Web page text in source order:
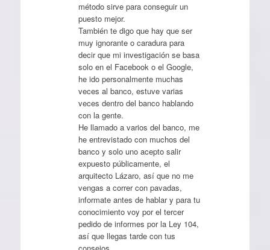
método sirve para conseguir un
puesto mejor.
También te digo que hay que ser
muy ignorante o caradura para
decir que mi investigación se basa
solo en el Facebook o el Google,
he ido personalmente muchas
veces al banco, estuve varias
veces dentro del banco hablando
con la gente.
He llamado a varios del banco, me
he entrevistado con muchos del
banco y solo uno acepto salir
expuesto públicamente, el
arquitecto Lázaro, así que no me
vengas a correr con pavadas,
informate antes de hablar y para tu
conocimiento voy por el tercer
pedido de informes por la Ley 104,
así que llegas tarde con tus